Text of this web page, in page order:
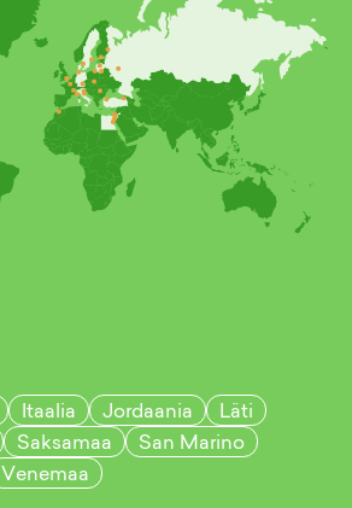
Itaalia Jordaania
Läti
Saksamaa
San Marino
Venemaa